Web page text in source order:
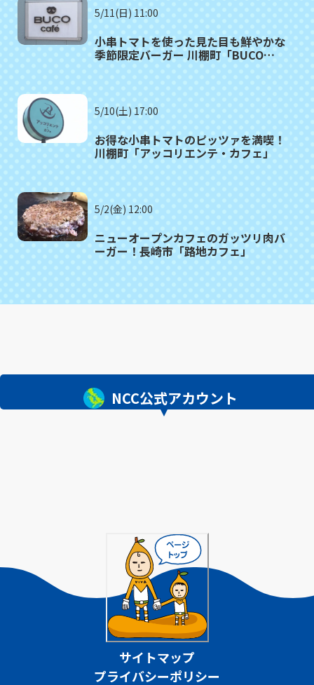
5/11(日) 11:00
小串トマトを使った見た目も鮮やかな
季節限定バーガー 川棚町「BUCO
5/10(土) 17:00
お得な小串トマトのピッツァを満喫！
川棚町「アッコリエンテ・カフェ」
5/2(金) 12:00
ニューオープンカフェのガッツリ肉バ
ーガー！長崎市「路地カフェ」
NCC公式アカウント
サイトマップ
プライバシーポリシー